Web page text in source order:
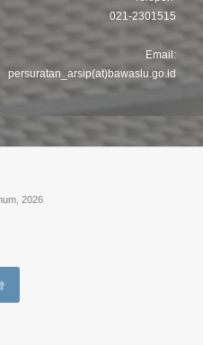
021-2301515
Email:
persuratan_arsip(at)bawaslu.go.id
2026